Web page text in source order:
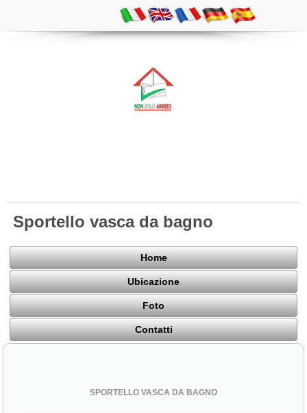
Sportello vasca da bagno
Home
Ubicazione
Foto
Contatti
SPORTELLO VASCA DA BAGNO